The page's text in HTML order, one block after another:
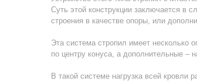
Суть этой конструкции заключается в
строения в качестве опоры, или
Эта система стропил имеет несколько
по центру конуса, а дополнительные –
В такой системе нагрузка всей кровли